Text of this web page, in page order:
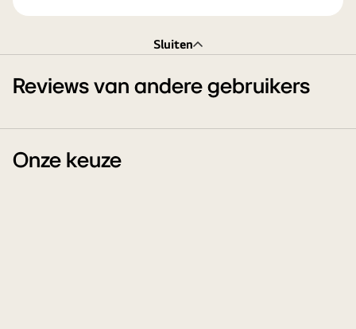
Sluiten
Reviews van andere gebruikers
Onze keuze